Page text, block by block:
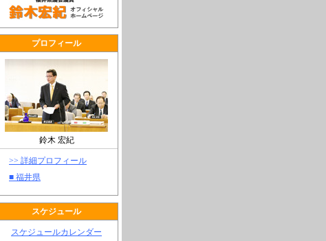
プロフィール
鈴木 宏紀
>> 詳細プロフィール
■ 福井県
スケジュール
スケジュールカレンダー